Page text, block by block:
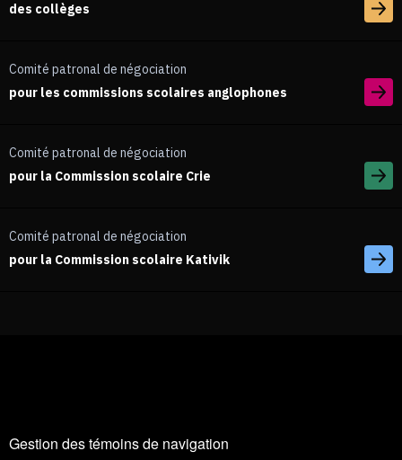
des collèges
Comité patronal de négociation
pour les commissions scolaires anglophones
Comité patronal de négociation
pour la Commission scolaire Crie
Comité patronal de négociation
pour la Commission scolaire Kativik
Gestion des témoins de navigation